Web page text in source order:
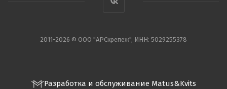
2011-2026 © ООО "АРСкрепеж", ИНН: 5029255378
Разработка и обслуживание Matus&Kvits